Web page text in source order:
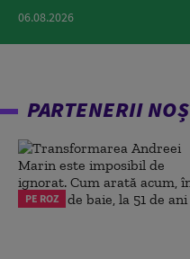
06.08.2026
PARTENERII
PE ROZ